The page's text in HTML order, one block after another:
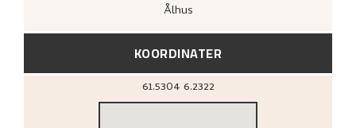
Ålhus
KOORDINATER
61.5304 6.2322